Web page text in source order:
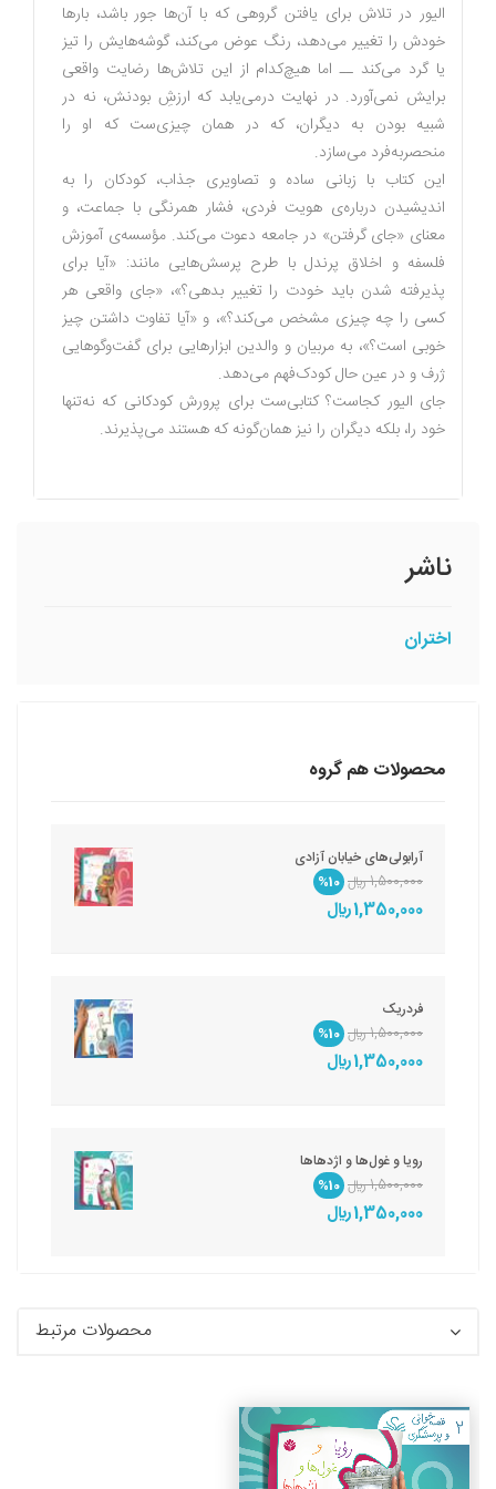
الیور در تلاش برای یافتن گروهی که با آن‌ها جور باشد، بارها
خودش را تغییر می‌دهد، رنگ عوض می‌کند، گوشه‌هایش را تیز
یا گرد می‌کند ــ اما هیچ‌کدام از این تلاش‌ها رضایت واقعی
برایش نمی‌آورد. در نهایت درمی‌یابد که ارزشِ بودنش، نه در
شبیه بودن به دیگران، که در همان چیزی‌ست که او را
منحصربه‌فرد می‌سازد.
این کتاب با زبانی ساده و تصاویری جذاب، کودکان را به
اندیشیدن درباره‌ی هویت فردی، فشار همرنگی با جماعت، و
معنای «جای گرفتن» در جامعه دعوت می‌کند. مؤسسه‌ی آموزش
فلسفه و اخلاق پرندل با طرح پرسش‌هایی مانند: «آیا برای
پذیرفته شدن باید خودت را تغییر بدهی؟»، «جای واقعی هر
کسی را چه چیزی مشخص می‌کند؟»، و «آیا تفاوت داشتن چیز
خوبی است؟»، به مربیان و والدین ابزارهایی برای گفت‌وگوهایی
ژرف و در عین حال کودک‌فهم می‌دهد.
جای الیور کجاست؟ کتابی‌ست برای پرورش کودکانی که نه‌تنها
خود را، بلکه دیگران را نیز همان‌گونه که هستند می‌پذیرند.
ناشر
اختران
محصولات هم گروه
آرابولی‌های خیابان آزادی
1,500,000 ريال
%10
1,350,000 ريال
فردریک
1,500,000 ريال
%10
1,350,000 ريال
رویا و غول‌ها و اژدهاها
1,500,000 ريال
%10
1,350,000 ريال
محصولات مرتبط